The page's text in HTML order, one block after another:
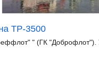
ТР-3500
" (ГК "Доброфлот").